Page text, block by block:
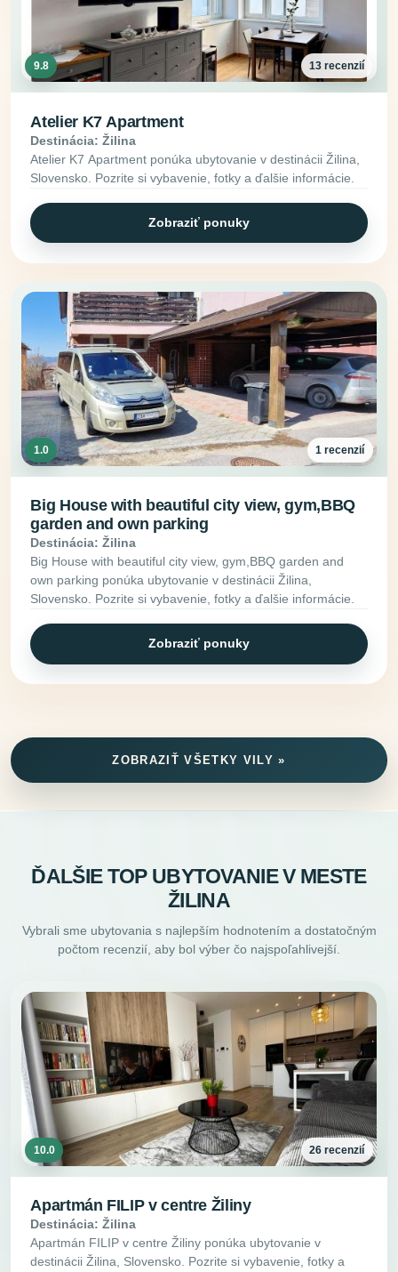
9.8 13 recenzií
Atelier K7 Apartment
Destinácia: Žilina
Atelier K7 Apartment ponúka ubytovanie v destinácii Žilina,
Slovensko. Pozrite si vybavenie, fotky a ďalšie informácie.
Zobraziť ponuky
1.0 1 recenzií
Big House with beautiful city view, gym,BBQ
garden and own parking
Destinácia: Žilina
Big House with beautiful city view, gym,BBQ garden and
own parking ponúka ubytovanie v destinácii Žilina,
Slovensko. Pozrite si vybavenie, fotky a ďalšie informácie.
Zobraziť ponuky
ZOBRAZIŤ VŠETKY VILY »
ĎALŠIE TOP UBYTOVANIE V MESTE
ŽILINA
Vybrali sme ubytovania s najlepším hodnotením a dostatočným
počtom recenzií, aby bol výber čo najspoľahlivejší.
10.0 26 recenzií
Apartmán FILIP v centre Žiliny
Destinácia: Žilina
Apartmán FILIP v centre Žiliny ponúka ubytovanie v
destinácii Žilina, Slovensko. Pozrite si vybavenie, fotky a